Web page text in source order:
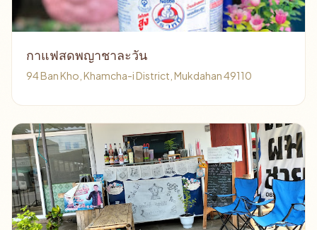
กาแฟสดพญาชาละวัน
94 Ban Kho, Khamcha-i District, Mukdahan 49110